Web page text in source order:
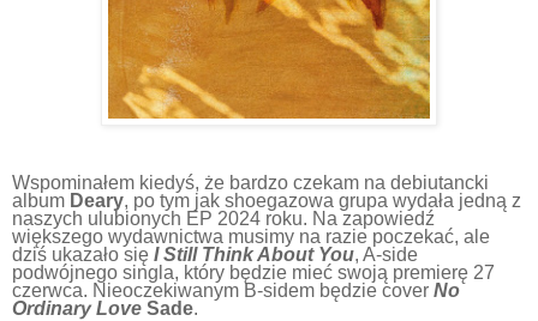
Wspominałem kiedyś, że bardzo czekam na debiutancki
album Deary, po tym jak shoegazowa grupa wydała jedną z
naszych ulubionych EP 2024 roku. Na zapowiedź
większego wydawnictwa musimy na razie poczekać, ale
dziś ukazało się I Still Think About You, A-side
podwójnego singla, który będzie mieć swoją premierę 27
czerwca. Nieoczekiwanym B-sidem będzie cover No
Ordinary Love Sade.